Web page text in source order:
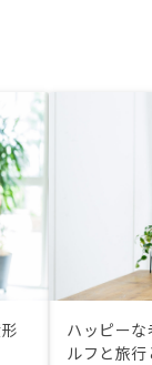
ハッピー
ルフと旅